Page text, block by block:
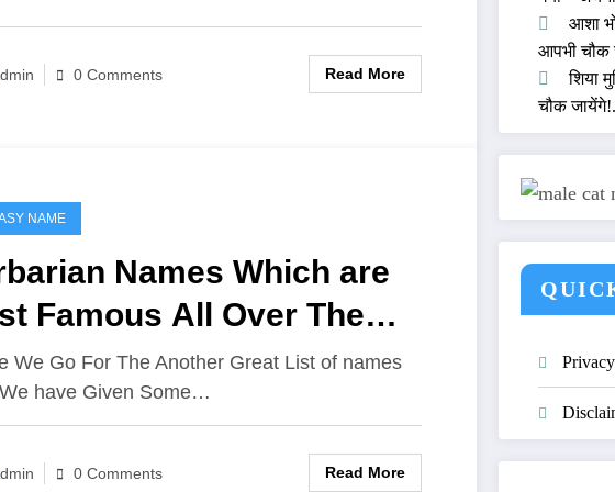
0 Comments Read More
NAME
Names Which are
Famous All Over The
We Go For The Another Great List of names
have Given Some…
0 Comments Read More
आशा
आपभी
शिया
चौक